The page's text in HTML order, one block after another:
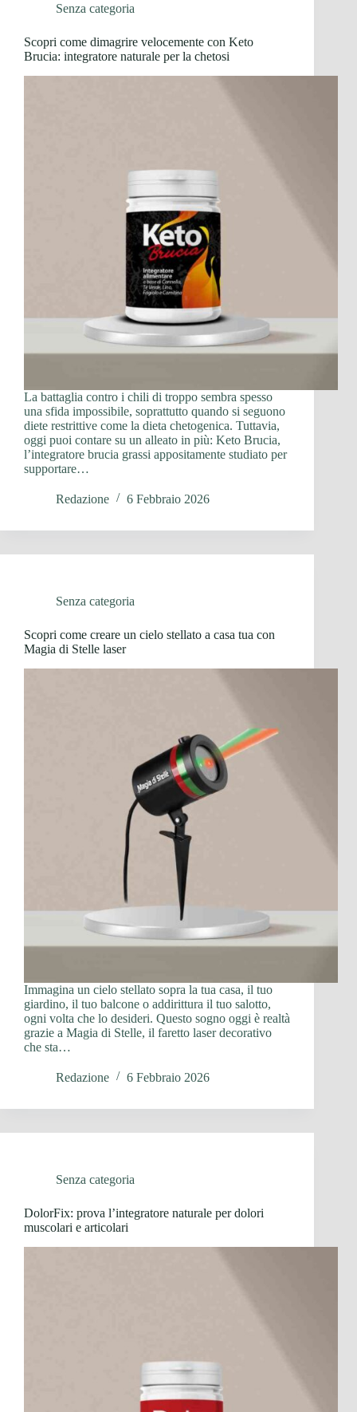
Senza categoria
Scopri come dimagrire velocemente con Keto
Brucia: integratore naturale per la chetosi
La battaglia contro i chili di troppo sembra spesso
una sfida impossibile, soprattutto quando si seguono
diete restrittive come la dieta chetogenica. Tuttavia,
oggi puoi contare su un alleato in più: Keto Brucia,
l’integratore brucia grassi appositamente studiato per
supportare…
Redazione 6 Febbraio 2026
Senza categoria
Scopri come creare un cielo stellato a casa tua con
Magia di Stelle laser
Immagina un cielo stellato sopra la tua casa, il tuo
giardino, il tuo balcone o addirittura il tuo salotto,
ogni volta che lo desideri. Questo sogno oggi è realtà
grazie a Magia di Stelle, il faretto laser decorativo
che sta…
Redazione 6 Febbraio 2026
Senza categoria
DolorFix: prova l’integratore naturale per dolori
muscolari e articolari